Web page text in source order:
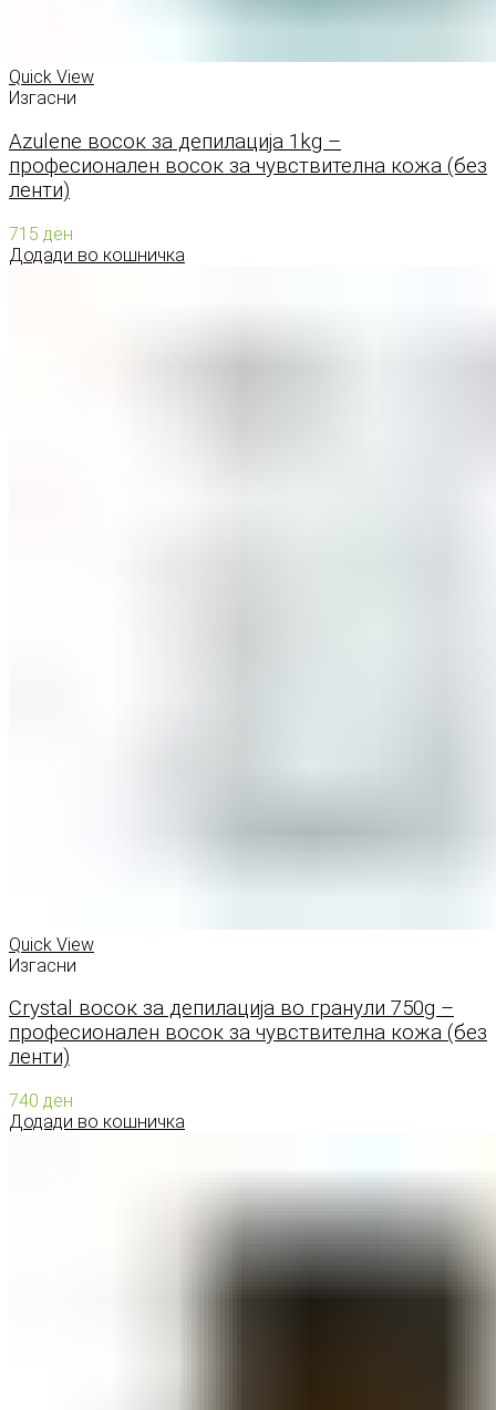
Quick View
Изгасни
Azulene восок за депилација 1kg –
професионален восок за чувствителна кожа (без
ленти)
715 ден
Додади во кошничка
Quick View
Изгасни
Crystal восок за депилација во гранули 750g –
професионален восок за чувствителна кожа (без
ленти)
740 ден
Додади во кошничка